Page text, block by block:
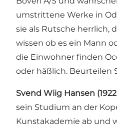
umstrittene Werke in
sie als Rutsche herrlich,
wissen ob es ein Mann
die Einwohner finden
oder häßlich. Beurteilen
Svend Wiig Hansen
sein Studium an der
Kunstakademie ab und